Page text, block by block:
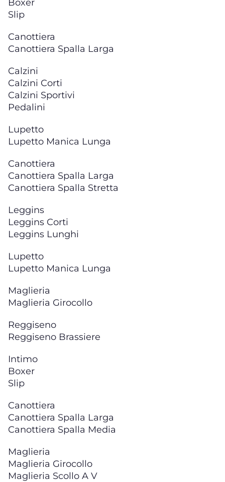
Boxer
Slip
Canottiera
Canottiera Spalla Larga
Calzini
Calzini Corti
Calzini Sportivi
Pedalini
Lupetto
Lupetto Manica Lunga
Canottiera
Canottiera Spalla Larga
Canottiera Spalla Stretta
Leggins
Leggins Corti
Leggins Lunghi
Lupetto
Lupetto Manica Lunga
Maglieria
Maglieria Girocollo
Reggiseno
Reggiseno Brassiere
Intimo
Boxer
Slip
Canottiera
Canottiera Spalla Larga
Canottiera Spalla Media
Maglieria
Maglieria Girocollo
Maglieria Scollo A V